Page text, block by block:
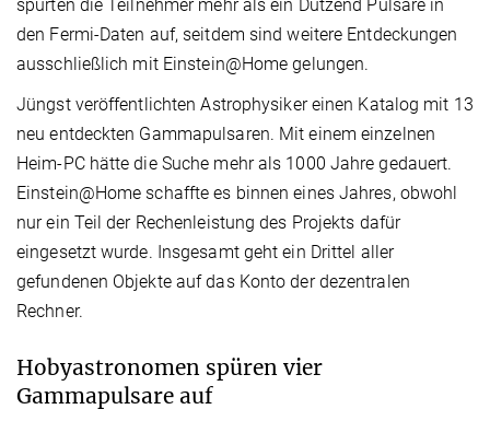
spürten die Teilnehmer mehr als ein Dutzend Pulsare in
den Fermi-Daten auf, seitdem sind weitere Entdeckungen
ausschließlich mit Einstein@Home gelungen.
Jüngst veröffentlichten Astrophysiker einen Katalog mit 13
neu entdeckten Gammapulsaren. Mit einem einzelnen
Heim-PC hätte die Suche mehr als 1000 Jahre gedauert.
Einstein@Home schaffte es binnen eines Jahres, obwohl
nur ein Teil der Rechenleistung des Projekts dafür
eingesetzt wurde. Insgesamt geht ein Drittel aller
gefundenen Objekte auf das Konto der dezentralen
Rechner.
Hobyastronomen spüren vier
Gammapulsare auf